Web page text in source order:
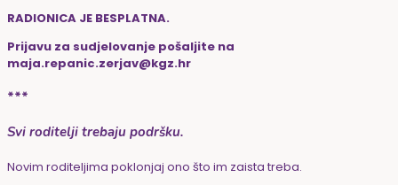
RADIONICA JE BESPLATNA.
Prijavu za sudjelovanje pošaljite na
maja.repanic.zerjav@kgz.hr
***
Svi roditelji trebaju podršku.
Novim roditeljima poklonjaj ono što im zaista treba.